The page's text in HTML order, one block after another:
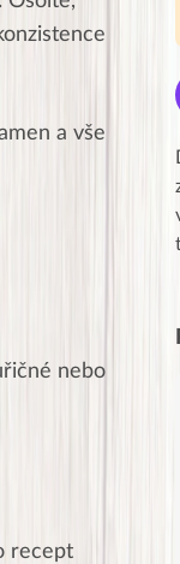
a vše
nebo
recept
obvod v pase a